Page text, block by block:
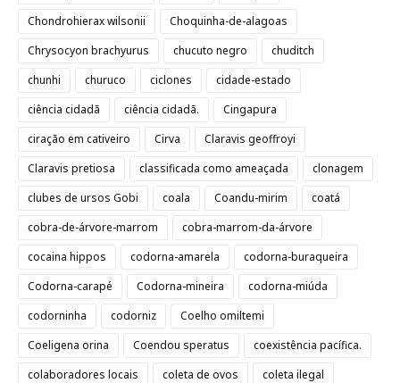
Chondrohierax wilsonii
Choquinha-de-alagoas
Chrysocyon brachyurus
chucuto negro
chuditch
chunhi
churuco ciclones
cidade-estado
ciência cidadã
ciência cidadã.
Cingapura
ciração em cativeiro
Cirva
Claravis geoffroyi
Claravis pretiosa
classificada como ameaçada
clonagem
clubes de ursos Gobi
coala Coandu-mirim
coatá
cobra-de-árvore-marrom
cobra-marrom-da-árvore
cocaina hippos
codorna-amarela
codorna-buraqueira
Codorna-carapé
Codorna-mineira
codorna-miúda
codorninha
codorniz
Coelho omiltemi
Coeligena orina
Coendou speratus
coexistência pacífica.
colaboradores locais
coleta de ovos
coleta ilegal